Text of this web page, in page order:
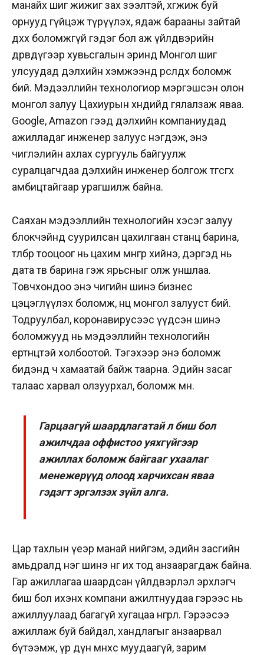
манайх шиг жижиг зах зээлтэй, хөгжиж буй
орнууд гүйцэж түрүүлэх, ядаж барааны зайтай
дөхөх боломжгүй гэдэг бол аж үйлдвэрийн
дөрөвдүгээр хувьсгалын эринд Монгол шиг
улсуудад дэлхийн хэмжээнд өрсөлдөх боломж
бий. Мэдээллийн технологиор мэргэшсэн олон
монгол залуу Цахиурын хөндийд гялалзаж яваа.
Google, Amazon гээд дэлхийн компаниудад
ажилладаг инженер залуус нэгдэж, энэ
чиглэлийн ахлах сургууль байгуулж
суралцагчдаа дэлхийн инженер болгож төгсгөх
амбицтайгаар урагшилж байна.
Саяхан мэдээллийн технологийн хэсэг залуу
блокчэйнд суурилсан цахилгаан станц барина,
төлбөр тооцоог нь цахим мөнгөөр хийнэ, дэргэд нь
дата төв барина гэж ярьсныг олж уншлаа.
Товчхондоо энэ чигийн шинэ бизнес
цэцэглүүлэх боломж, нөөц монгол залууст бий.
Тодруулбал, коронавирусээс үүдсэн шинэ
боломжууд нь мэдээллийн технологийн
ертөнцтэй холбоотой. Тэгэхээр энэ боломж
бидэнд ч хамаатай байж таарна. Эдийн засаг
талаас харвал олзуурхал, боломж мөн.
Гарцаагүй шаардлагатай л биш бол
ажилчдаа оффистоо уях­гүйгээр
ажиллах боломж байгааг ухаалаг
менежерүүд олоод харчихсан яваа
гэдэгт эргэлзэх зүйл алга.
Цар тахлын үеэр манай нийгэм, эдийн засгийн
амьдралд нэг шинэ өнгө их тод анзаарагдаж байна.
Гар ажиллагаа шаардсан үйлдвэрлэл эрхлэгч
биш бол ихэнх компани ажилтнуудаа гэрээс нь
ажиллуулаад багагүй хугацаа өнгөрлөө. Гэрээсээ
ажиллаж буй байдал, хандлагыг анзаарвал
бүтээмж, үр дүн өмнөхөөсөө муудаагүй, зарим